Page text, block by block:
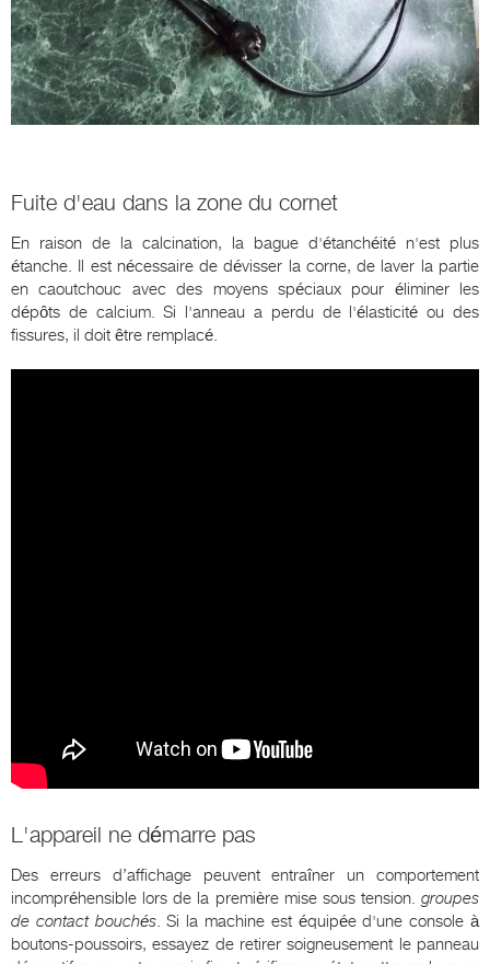
Fuite d'eau dans la zone du cornet
En raison de la calcination, la bague d'étanchéité n'est plus
étanche. Il est nécessaire de dévisser la corne, de laver la partie
en caoutchouc avec des moyens spéciaux pour éliminer les
dépôts de calcium. Si l'anneau a perdu de l'élasticité ou des
fissures, il doit être remplacé.
L'appareil ne démarre pas
Des erreurs d’affichage peuvent entraîner un comportement
incompréhensible lors de la première mise sous tension. groupes
de contact bouchés. Si la machine est équipée d'une console à
boutons-poussoirs, essayez de retirer soigneusement le panneau